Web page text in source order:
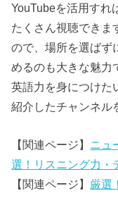
YouTubeを活用すれ
たくさん視聴できま
ので、場所を選ばず
めるのも大きな魅力
英語力を身につけた
紹介したチャンネル
【関連ページ】 ニュ
選！リスニング力・
【関連ページ】 厳選